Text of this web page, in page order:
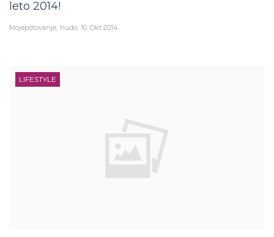
leto 2014!
Mojepotovanje hudo 10. Okt 2014
LIFESTYLE